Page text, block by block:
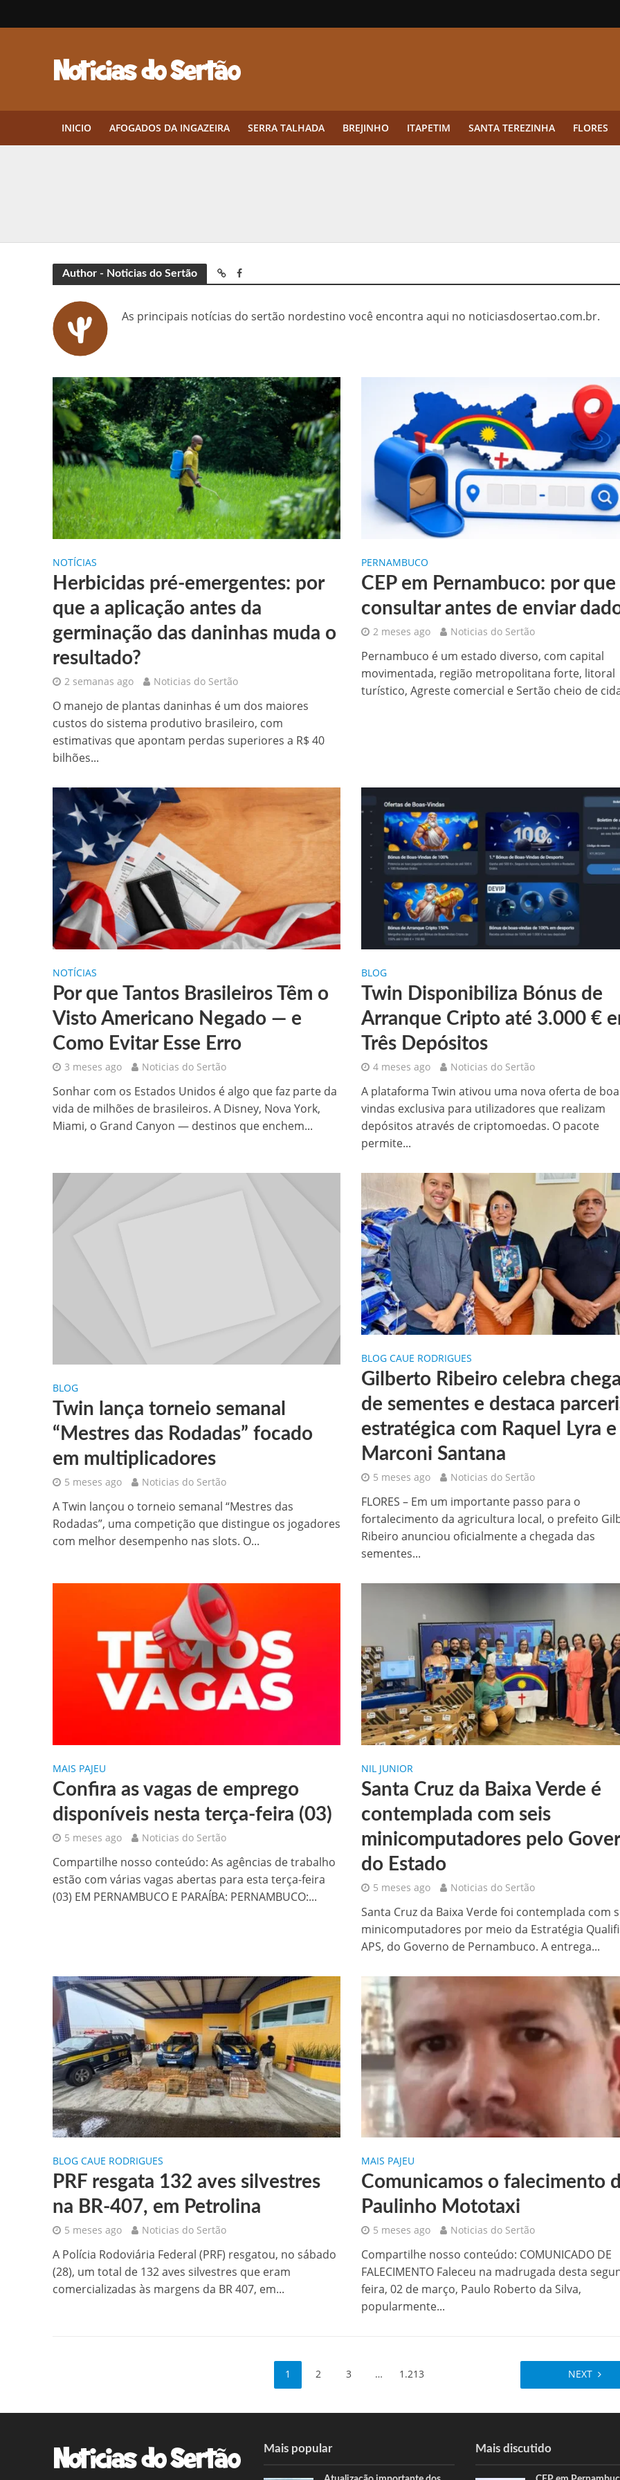
INICIO AFOGADOS DA INGAZEIRA SERRA TALHADA BREJINHO ITAPETIM SANTA TEREZINHA FLORES
Twin Disponibiliza Bónus de Arranque Cripto até 3.000 € em Três Depósitos
Santa Cruz da Baixa Verde é contemplada com seis minicomputadores pelo Governo do Estado
PRF resgata 132 aves silvestres na BR-407, em Petrolina
Comunicamos o falecimento de Paulinho Mototaxi
Author - Noticias do Sertão
As principais notícias do sertão nordestino você encontra aqui no noticiasdosertao.com.br.
NOTÍCIAS
Herbicidas pré-emergentes: por
que a aplicação antes da
germinação das daninhas muda o
resultado?
2 semanas ago Noticias do Sertão
O manejo de plantas daninhas é um dos maiores
custos do sistema produtivo brasileiro, com
estimativas que apontam perdas superiores a R$ 40
bilhões...
PERNAMBUCO
CEP em Pernambuco: por que
consultar antes de enviar
2 meses ago Noticias do Sertão
Pernambuco é um estado diverso, com capital
movimentada, região metropolitana forte, litoral
turístico, Agreste comercial e Sertão cheio de
NOTÍCIAS
Por que Tantos Brasileiros Têm o
Visto Americano Negado — e
Como Evitar Esse Erro
3 meses ago Noticias do Sertão
Sonhar com os Estados Unidos é algo que faz parte da
vida de milhões de brasileiros. A Disney, Nova York,
Miami, o Grand Canyon — destinos que enchem...
BLOG
Twin Disponibiliza Bónus de
Arranque Cripto até 3.000 €
Três Depósitos
4 meses ago Noticias do Sertão
A plataforma Twin ativou uma nova oferta de
vindas exclusiva para utilizadores que realizam
depósitos através de criptomoedas. O pacote
permite...
BLOG
Twin lança torneio semanal
“Mestres das Rodadas” focado
em multiplicadores
5 meses ago Noticias do Sertão
A Twin lançou o torneio semanal “Mestres das
Rodadas”, uma competição que distingue os jogadores
com melhor desempenho nas slots. O...
BLOG CAUE RODRIGUES
Gilberto Ribeiro celebra
de sementes e destaca
estratégica com Raquel Lyra e
Marconi Santana
5 meses ago Noticias do Sertão
FLORES – Em um importante passo para o
fortalecimento da agricultura local, o prefeito
Ribeiro anunciou oficialmente a chegada das
sementes...
MAIS PAJEU
Confira as vagas de emprego
disponíveis nesta terça-feira (03)
5 meses ago Noticias do Sertão
Compartilhe nosso conteúdo: As agências de trabalho
estão com várias vagas abertas para esta terça-feira
(03) EM PERNAMBUCO E PARAÍBA: PERNAMBUCO:...
NIL JUNIOR
Santa Cruz da Baixa Verde é
contemplada com seis
minicomputadores pelo
do Estado
5 meses ago Noticias do Sertão
Santa Cruz da Baixa Verde foi contemplada com
minicomputadores por meio da Estratégia
APS, do Governo de Pernambuco. A entrega...
BLOG CAUE RODRIGUES
PRF resgata 132 aves silvestres
na BR-407, em Petrolina
5 meses ago Noticias do Sertão
A Polícia Rodoviária Federal (PRF) resgatou, no sábado
(28), um total de 132 aves silvestres que eram
comercializadas às margens da BR 407, em...
MAIS PAJEU
Comunicamos o falecimento
Paulinho Mototaxi
5 meses ago Noticias do Sertão
Compartilhe nosso conteúdo: COMUNICADO DE
FALECIMENTO Faleceu na madrugada desta
feira, 02 de março, Paulo Roberto da Silva,
popularmente...
1 2 3 … 1.213 NEXT
Mais popular Mais discutido